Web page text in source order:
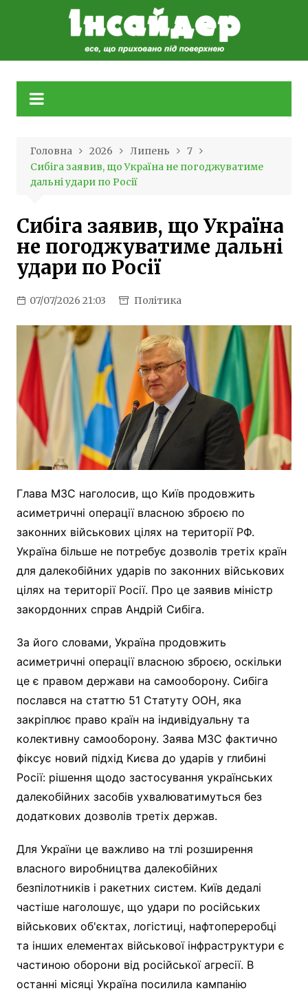
Головна 2026 Липень
7
Сибіга заявив, що Україна не погоджуватиме
дальні удари по Росії
Сибіга заявив, що Україна
не погоджуватиме дальні
удари по Росії
07/07/2026 21:03 Політика
Глава МЗС наголосив, що Київ продовжить
асиметричні операції власною зброєю по
законних військових цілях на території РФ.
Україна більше не потребує дозволів третіх країн
для далекобійних ударів по законних військових
цілях на території Росії. Про це заявив міністр
закордонних справ Андрій Сибіга.
За його словами, Україна продовжить
асиметричні операції власною зброєю, оскільки
це є правом держави на самооборону. Сибіга
послався на статтю 51 Статуту ООН, яка
закріплює право країн на індивідуальну та
колективну самооборону. Заява МЗС фактично
фіксує новий підхід Києва до ударів у глибині
Росії: рішення щодо застосування українських
далекобійних засобів ухвалюватимуться без
додаткових дозволів третіх держав.
Для України це важливо на тлі розширення
власного виробництва далекобійних
безпілотників і ракетних систем. Київ дедалі
частіше наголошує, що удари по російських
військових об'єктах, логістиці, нафтопереробці
та інших елементах військової інфраструктури є
частиною оборони від російської агресії. В
останні місяці Україна посилила кампанію